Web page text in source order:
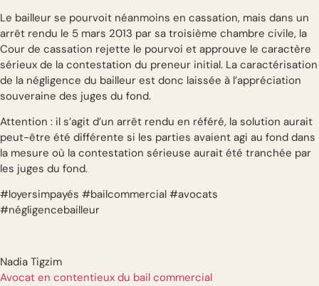
Le bailleur se pourvoit néanmoins en cassation, mais dans un
arrêt rendu le 5 mars 2013 par sa troisième chambre civile, la
Cour de cassation rejette le pourvoi et approuve le caractère
sérieux de la contestation du preneur initial. La caractérisation
de la négligence du bailleur est donc laissée à l’appréciation
souveraine des juges du fond.
Attention : il s’agit d’un arrêt rendu en référé, la solution aurait
peut-être été différente si les parties avaient agi au fond dans
la mesure où la contestation sérieuse aurait été tranchée par
les juges du fond.
#loyersimpayés #bailcommercial #avocats
#négligencebailleur
Nadia Tigzim
Avocat en contentieux du bail commercial